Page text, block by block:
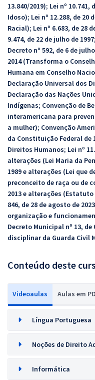
13.840/2019); Lei nº
Idoso); Lei nº 12.288, de
Racial); Lei nº 6.683, de 28
9.474, de 22 de julho de
Decreto nº 592, de 6 de
2014 (Transforma o
Humana em Conselho
Declaração Universal dos
Declaração das Nações
Indígenas; Convenção de
interamericana para
a mulher); Convenção
da Constituição Federal de
Direitos Humanos; Lei nº
alterações (Lei Maria da
1989 e alterações (Lei que
preconceito de raça ou de
2013 e alterações
846, de 28 de agosto de
organização e
Decreto Municipal nº 13, de
disciplinar da Guarda Civil
Conteúdo deste
Videoaulas Aulas em
Língua Portuguesa
Noções de Direito
Informática